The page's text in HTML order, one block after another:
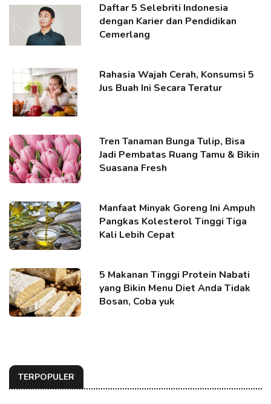
Daftar 5 Selebriti Indonesia
dengan Karier dan Pendidikan
Cemerlang
Rahasia Wajah Cerah, Konsumsi 5
Jus Buah Ini Secara Teratur
Tren Tanaman Bunga Tulip, Bisa
Jadi Pembatas Ruang Tamu & Bikin
Suasana Fresh
Manfaat Minyak Goreng Ini Ampuh
Pangkas Kolesterol Tinggi Tiga
Kali Lebih Cepat
5 Makanan Tinggi Protein Nabati
yang Bikin Menu Diet Anda Tidak
Bosan, Coba yuk
TERPOPULER